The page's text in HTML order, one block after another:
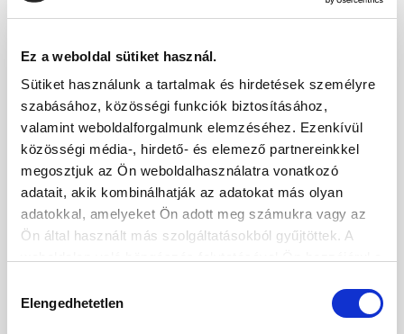
Ez a weboldal sütiket használ.
Sütiket használunk a tartalmak és hirdetések személyre
szabásához, közösségi funkciók biztosításához,
valamint weboldalforgalmunk elemzéséhez. Ezenkívül
közösségi média-, hirdető- és elemező partnereinkkel
megosztjuk az Ön weboldalhasználatra vonatkozó
adatait, akik kombinálhatják az adatokat más olyan
adatokkal, amelyeket Ön adott meg számukra vagy az
Ön által használt más szolgáltatásokból gyűjtöttek. A
kiválasztása
Elengedhetetlen
AUG
14